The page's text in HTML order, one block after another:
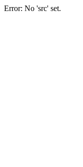
Error: No 'src' set.